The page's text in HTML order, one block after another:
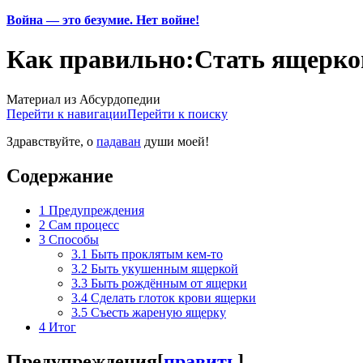
Война — это безумие. Нет войне!
Как правильно:Стать
Материал из Абсурдопедии
Перейти к навигацииПерейти к поиску
Здравствуйте, о падаван души моей!
Содержание
1 Предупреждения
2 Сам процесс
3 Способы
3.1 Быть проклятым кем-то
3.2 Быть укушенным ящеркой
3.3 Быть рождённым от ящерки
3.4 Сделать глоток крови ящерки
3.5 Съесть жареную ящерку
4 Итог